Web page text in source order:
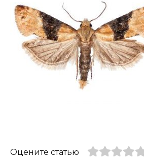
Оцените статью